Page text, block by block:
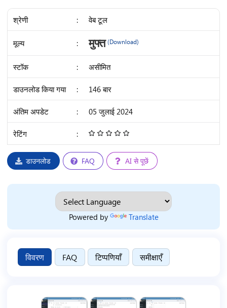
श्रेणी : वेब टूल
मूल्य :
IDR
मुफ्त (Download)
स्टॉक : असीमित
डाउनलोड किया गया : 146 बार
अंतिम अपडेट : 05 जुलाई 2024
रेटिंग :
/
5
डाउनलोड FAQ AI से पूछें
Powered by Translate
विवरण FAQ टिप्पणियाँ समीक्षाएँ